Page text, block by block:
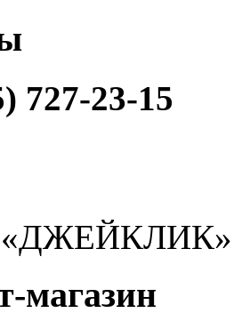
727-23-15
«ДЖЕЙКЛИК»
магазин